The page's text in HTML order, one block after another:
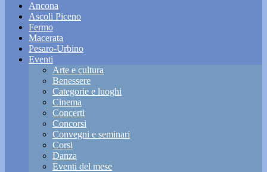
Ancona
Ascoli Piceno
Fermo
Macerata
Pesaro-Urbino
Eventi
Arte e cultura
Benessere
Categorie e luoghi
Cinema
Concerti
Concorsi
Convegni e seminari
Corsi
Danza
Eventi del mese